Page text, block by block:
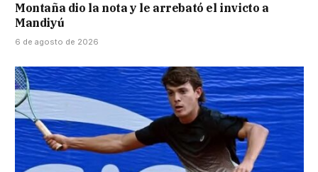
Montaña dio la nota y le arrebató el invicto a
Mandiyú
6 de agosto de 2026